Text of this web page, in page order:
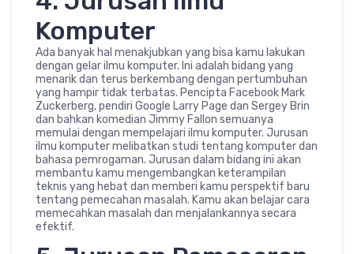
Komputer
Ada banyak hal menakjubkan yang bisa kamu lakukan
dengan gelar ilmu komputer. Ini adalah bidang yang
menarik dan terus berkembang dengan pertumbuhan
yang hampir tidak terbatas. Pencipta Facebook Mark
Zuckerberg, pendiri Google Larry Page dan Sergey Brin
dan bahkan komedian Jimmy Fallon semuanya
memulai dengan mempelajari ilmu komputer. Jurusan
ilmu komputer melibatkan studi tentang komputer dan
bahasa pemrogaman. Jurusan dalam bidang ini akan
membantu kamu mengembangkan keterampilan
teknis yang hebat dan memberi kamu perspektif baru
tentang pemecahan masalah. Kamu akan belajar cara
memecahkan masalah dan menjalankannya secara
efektif.